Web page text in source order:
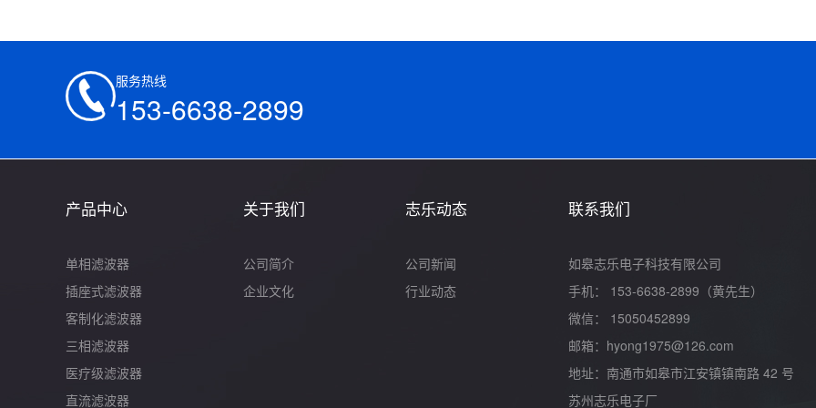
服务热线
153-6638-2899
产品中心
单相滤波器
插座式滤波器
客制化滤波器
三相滤波器
医疗级滤波器
直流滤波器
关于我们
公司简介
企业文化
志乐动态
公司新闻
行业动态
联系我们
如皋志乐电子科技有限公司
手机： 153-6638-2899（黄先生）
微信： 15050452899
邮箱：hyong1975@126.com
地址：南通市如皋市江安镇镇南路 42 号
苏州志乐电子厂